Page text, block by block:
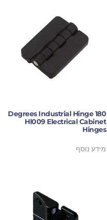
180 Degrees Industrial Hinge
Hl009 Electrical Cabinet
Hinges
מידע נוסף